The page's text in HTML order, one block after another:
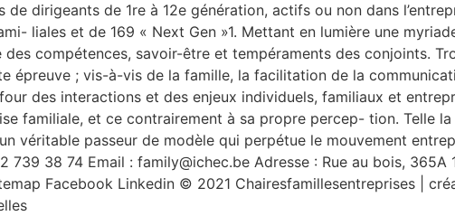
dirigeants de 1re à 12e génération, actifs ou non dans
liales et de 169 « Next Gen »1. Mettant en lumière une
des compétences, savoir-être et tempéraments des conjoints.
épreuve ; vis-à-vis de la famille, la facilitation de la
des interactions et des enjeux individuels, familiaux et
familiale, et ce contrairement à sa propre percep- tion. Telle
véritable passeur de modèle qui perpétue le mouvement
739 38 74 Email : family@ichec.be Adresse : Rue au bois,
Facebook Linkedin © 2021 Chairesfamillesentreprises |